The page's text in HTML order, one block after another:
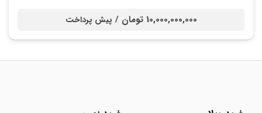
10,000,000,000 تومان / پیش پرداخت